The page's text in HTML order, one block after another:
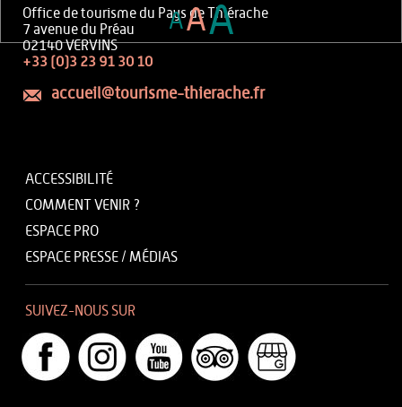
Office de tourisme du Pays de Thiérache
7 avenue du Préau
02140 VERVINS
+33 (0)3 23 91 30 10
accueil@tourisme-thierache.fr
ACCESSIBILITÉ
COMMENT VENIR ?
ESPACE PRO
ESPACE PRESSE / MÉDIAS
SUIVEZ-NOUS SUR
AAA